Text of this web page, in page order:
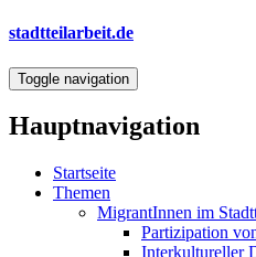
Direkt
Inhalt
stadtteilarbeit.de
Toggle navigation
Hauptnavigation
Startseite
Themen
MigrantInnen im
Partizipation
Interkultureller